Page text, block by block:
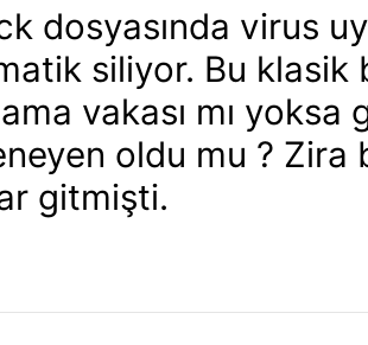
dosyasında virus
siliyor. Bu klasik
vakası mı
oldu mu ?
gitmişti.